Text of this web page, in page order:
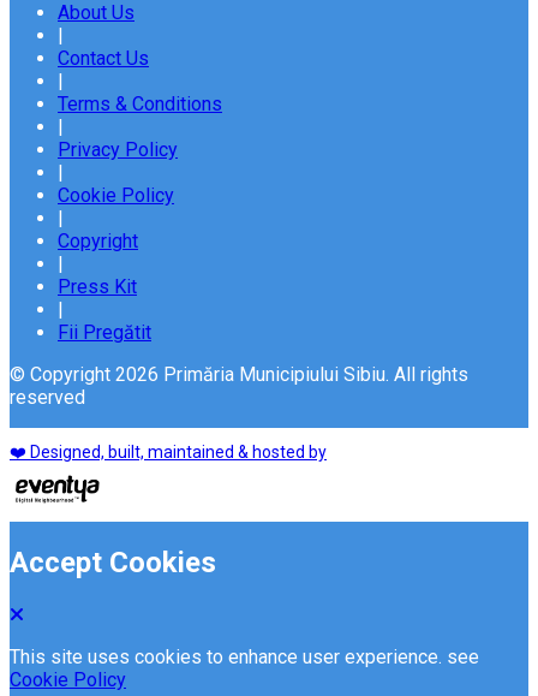
About Us
|
Contact Us
|
Terms & Conditions
|
Privacy Policy
|
Cookie Policy
|
Copyright
|
Press Kit
|
Fii Pregătit
© Copyright 2026 Primăria Municipiului Sibiu. All rights
reserved
❤️ Designed, built, maintained & hosted by
Accept Cookies
This site uses cookies to enhance user experience. see
Cookie Policy